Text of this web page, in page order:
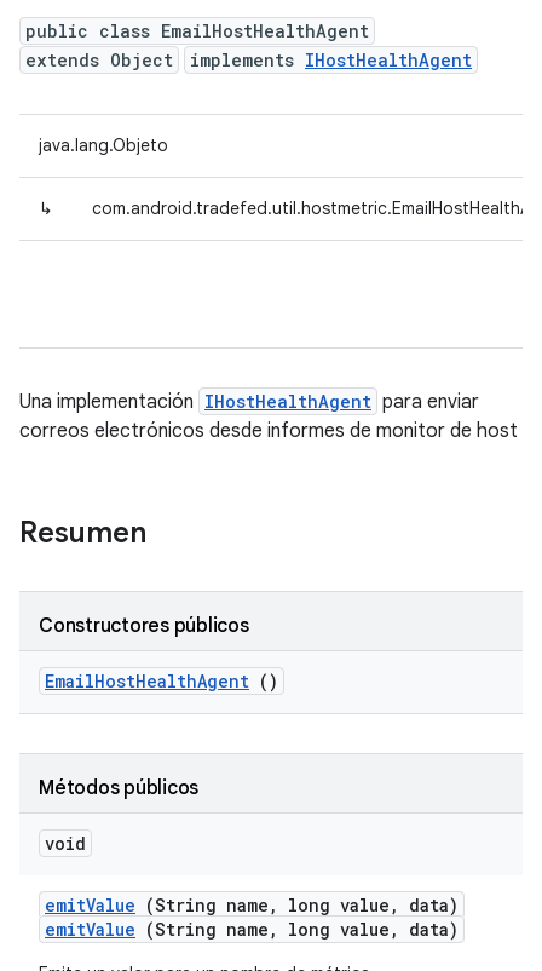
public class EmailHostHealthAgent
extends Object
implements IHostHealthAgent
java.lang.Objeto
↳
Una implementación IHostHealthAgent para enviar
correos electrónicos desde informes de monitor de host
Resumen
Constructores públicos
EmailHostHealthAgent ()
Métodos públicos
void
emitValue (String name , long value ,
data)
emitValue (String name, long value, data)